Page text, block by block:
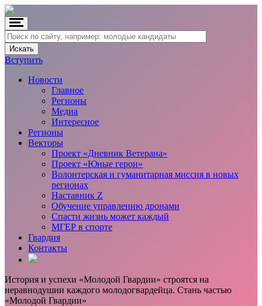
Вступить
Новости
Главное
Регионы
Медиа
Интересное
Регионы
Векторы
Проект «Дневник Ветерана»
Проект «Юные герои»
Волонтерская и гуманитарная миссия в новых
регионах
Наставник Z
Обучение управлению дронами
Спасти жизнь может каждый
МГЕР в спорте
Гвардия
Контакты
История и успехи «Молодой Гвардии» строятся на
неравнодушии каждого молодогвардейца. Стань частью
«Молодой Гвардии»